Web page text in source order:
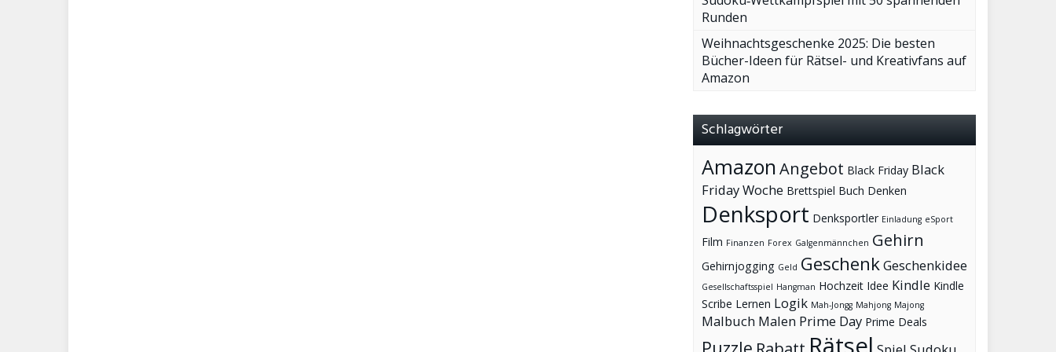
Runden
Weihnachtsgeschenke 2025: Die besten
Bücher-Ideen für Rätsel- und Kreativfans auf
Amazon
Schlagwörter
AmazonAngebot Black Friday Black
Friday Woche Brettspiel Buch Denken
Denksport Denksportler Einladung eSport
Film Finanzen Forex Galgenmännchen Gehirn
Gehirnjogging Geld GeschenkGeschenkidee
Gesellschaftsspiel Hangman Hochzeit Idee Kindle Kindle
Scribe Lernen Logik Mah-Jongg Mahjong Majong
Malbuch Malen Prime Day Prime Deals
Rätsel